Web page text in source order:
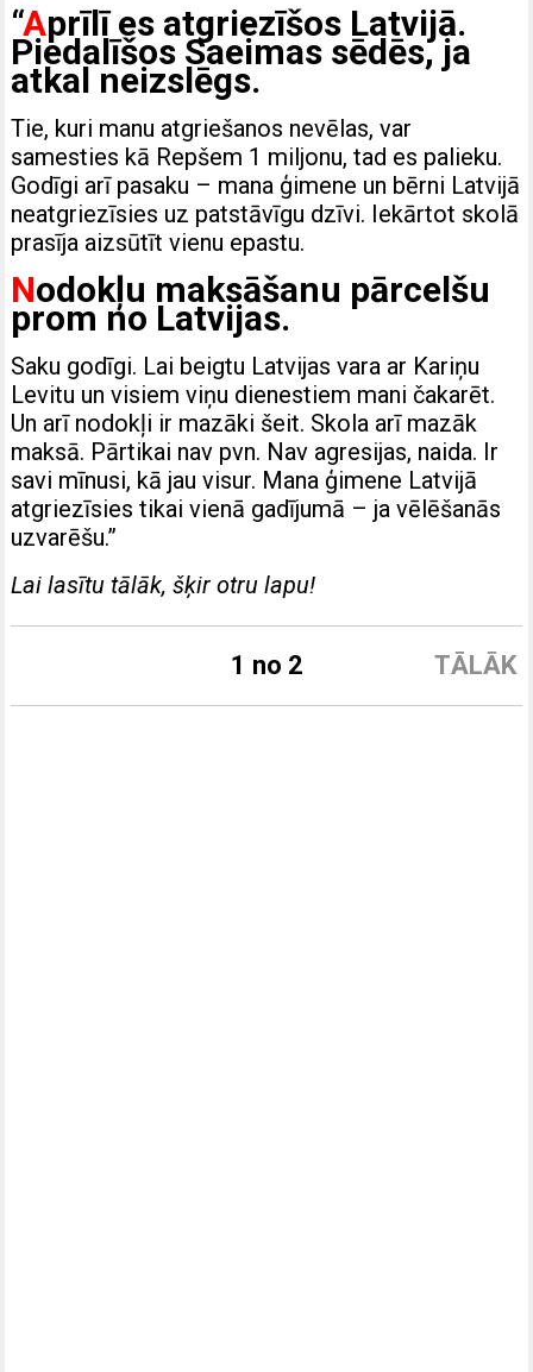
“Aprīlī es atgriezīšos Latvijā.
Piedalīšos Saeimas sēdēs, ja
atkal neizslēgs.
Tie, kuri manu atgriešanos nevēlas, var
samesties kā Repšem 1 miljonu, tad es palieku.
Godīgi arī pasaku – mana ģimene un bērni Latvijā
neatgriezīsies uz patstāvīgu dzīvi. Iekārtot skolā
prasīja aizsūtīt vienu epastu.
Nodokļu maksāšanu pārcelšu
prom no Latvijas.
Saku godīgi. Lai beigtu Latvijas vara ar Kariņu
Levitu un visiem viņu dienestiem mani čakarēt.
Un arī nodokļi ir mazāki šeit. Skola arī mazāk
maksā. Pārtikai nav pvn. Nav agresijas, naida. Ir
savi mīnusi, kā jau visur. Mana ģimene Latvijā
atgriezīsies tikai vienā gadījumā – ja vēlēšanās
uzvarēšu.”
Lai lasītu tālāk, šķir otru lapu!
TĀLĀK
1 no 2